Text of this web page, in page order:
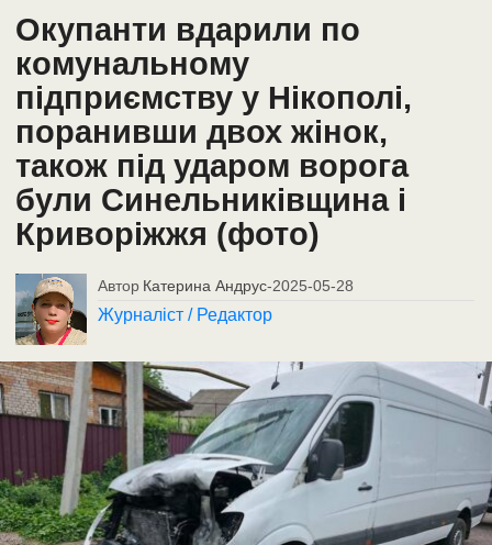
Окупанти вдарили по
комунальному
підприємству у Нікополі,
поранивши двох жінок,
також під ударом ворога
були Синельниківщина і
Криворіжжя (фото)
Автор Катерина Андрус-2025-05-28
Журналіст / Редактор